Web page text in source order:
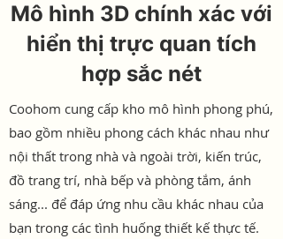
Mô hình 3D chính xác với
hiển thị trực quan tích
hợp sắc nét
Coohom cung cấp kho mô hình phong phú,
bao gồm nhiều phong cách khác nhau như
nội thất trong nhà và ngoài trời, kiến trúc,
đồ trang trí, nhà bếp và phòng tắm, ánh
sáng... để đáp ứng nhu cầu khác nhau của
bạn trong các tình huống thiết kế thực tế.